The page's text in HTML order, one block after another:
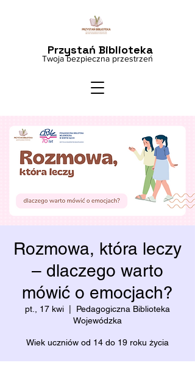
Twoja bezpieczna przestrzeń
Przystań Biblioteka
Rozmowa, która leczy
– dlaczego warto
mówić o emocjach?
pt., 17 kwi
Pedagogiczna Biblioteka
Wojewódzka
Wiek uczniów od 14 do 19 roku życia